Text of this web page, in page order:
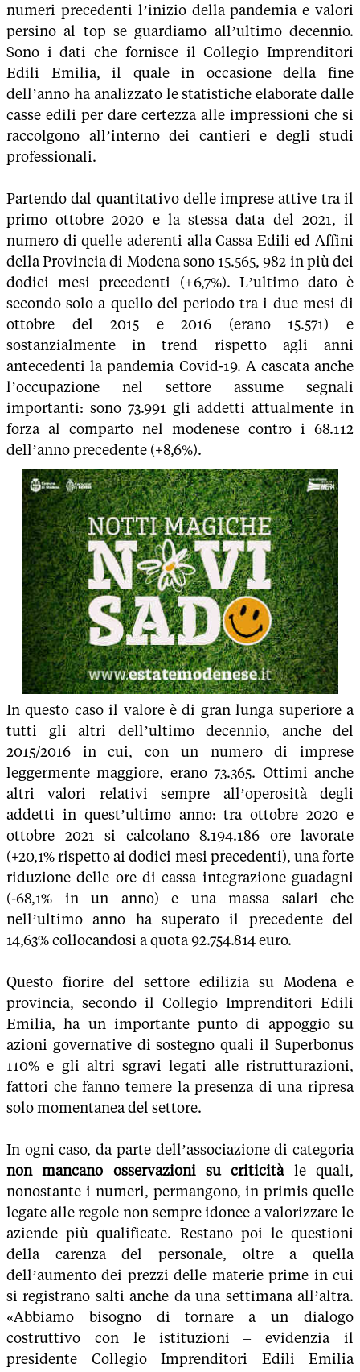
numeri precedenti l’inizio della pandemia e valori
persino al top se guardiamo all’ultimo decennio.
Sono i dati che fornisce il Collegio Imprenditori
Edili Emilia, il quale in occasione della fine
dell’anno ha analizzato le statistiche elaborate dalle
casse edili per dare certezza alle impressioni che si
raccolgono all’interno dei cantieri e degli studi
professionali.
Partendo dal quantitativo delle imprese attive tra il
primo ottobre 2020 e la stessa data del 2021, il
numero di quelle aderenti alla Cassa Edili ed Affini
della Provincia di Modena sono 15.565, 982 in più dei
dodici mesi precedenti (+6,7%). L’ultimo dato è
secondo solo a quello del periodo tra i due mesi di
ottobre del 2015 e 2016 (erano 15.571) e
sostanzialmente in trend rispetto agli anni
antecedenti la pandemia Covid-19. A cascata anche
l’occupazione nel settore assume segnali
importanti: sono 73.991 gli addetti attualmente in
forza al comparto nel modenese contro i 68.112
dell’anno precedente (+8,6%).
In questo caso il valore è di gran lunga superiore a
tutti gli altri dell’ultimo decennio, anche del
2015/2016 in cui, con un numero di imprese
leggermente maggiore, erano 73.365. Ottimi anche
altri valori relativi sempre all’operosità degli
addetti in quest’ultimo anno: tra ottobre 2020 e
ottobre 2021 si calcolano 8.194.186 ore lavorate
(+20,1% rispetto ai dodici mesi precedenti), una forte
riduzione delle ore di cassa integrazione guadagni
(-68,1% in un anno) e una massa salari che
nell’ultimo anno ha superato il precedente del
14,63% collocandosi a quota 92.754.814 euro.
Questo fiorire del settore edilizia su Modena e
provincia, secondo il Collegio Imprenditori Edili
Emilia, ha un importante punto di appoggio su
azioni governative di sostegno quali il Superbonus
110% e gli altri sgravi legati alle ristrutturazioni,
fattori che fanno temere la presenza di una ripresa
solo momentanea del settore.
In ogni caso, da parte dell’associazione di categoria
non mancano osservazioni su criticitàle quali,
nonostante i numeri, permangono, in primis quelle
legate alle regole non sempre idonee a valorizzare le
aziende più qualificate. Restano poi le questioni
della carenza del personale, oltre a quella
dell’aumento dei prezzi delle materie prime in cui
si registrano salti anche da una settimana all’altra.
«Abbiamo bisogno di tornare a un dialogo
costruttivo con le istituzioni – evidenzia il
presidente Collegio Imprenditori Edili Emilia